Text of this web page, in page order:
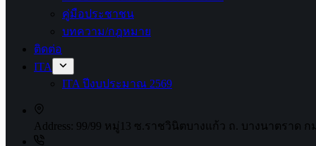
คู่มือประชาชน
บทความ/กฎหมาย
ติดต่อ
ITA
ITA ปีงบประมาณ 2569
Address: 99/99 หมู่13 ซ.ราชวินิตบางแก้ว ถ. บางนาตราด